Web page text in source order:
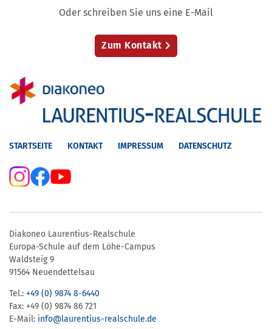
Oder schreiben Sie uns eine E-Mail
Zum Kontakt
STARTSEITE KONTAKT IMPRESSUM DATENSCHUTZ
Diakoneo Laurentius-Realschule
Europa-Schule auf dem Löhe-Campus
Waldsteig 9
91564 Neuendettelsau
Tel.: +49 (0) 9874 8-6440
Fax: +49 (0) 9874 86 721
E-Mail: info@laurentius-realschule.de